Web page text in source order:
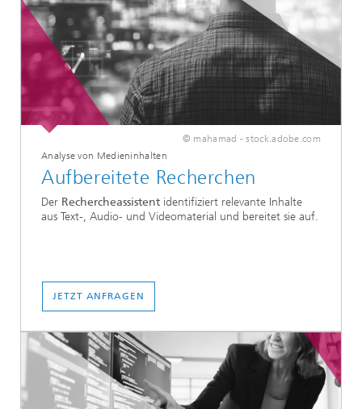
© mahamad - stock.adobe.com
Analyse von Medieninhalten
Aufbereitete Recherchen
Der Rechercheassistent identifiziert relevante Inhalte
aus Text-, Audio- und Videomaterial und bereitet sie auf.
JETZT ANFRAGEN